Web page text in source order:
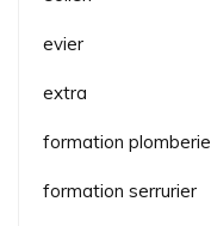
evier
extra
formation plomberie
formation serrurier